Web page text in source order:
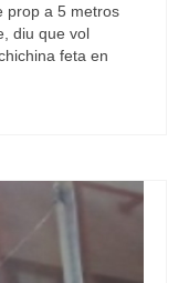
prop a 5 metros
diu que vol
feta en